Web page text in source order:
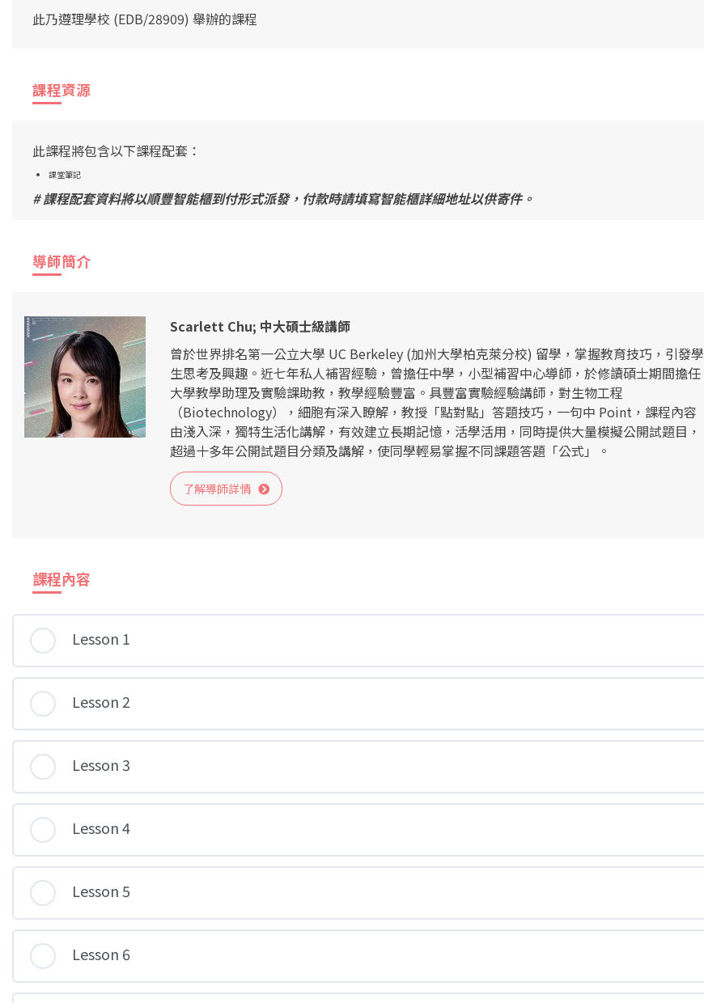
此乃遵理學校 (EDB/28909) 舉辦的課程
課程資源
此課程將包含以下課程配套：
課堂筆記
# 課程配套資料將以順豐智能櫃到付形式派發，付款時請填寫智能櫃詳細地址以供寄件。
導師簡介
Scarlett Chu; 中大碩士級講師
曾於世界排名第一公立大學 UC Berkeley (加州大學柏克萊分校) 留學，掌握教育技巧，引發學
生思考及興趣。近七年私人補習經驗，曾擔任中學，小型補習中心導師，於修讀碩士期間擔任
大學教學助理及實驗課助教，教學經驗豐富。具豐富實驗經驗講師，對生物工程
（Biotechnology），細胞有深入瞭解，教授「點對點」答題技巧，一句中 Point，課程內容
由淺入深，獨特生活化講解，有效建立長期記憶，活學活用，同時提供大量模擬公開試題目，
超過十多年公開試題目分類及講解，使同學輕易掌握不同課題答題「公式」。
了解導師詳情
課程內容
Lesson 1
Lesson 2
Lesson 3
Lesson 4
Lesson 5
Lesson 6